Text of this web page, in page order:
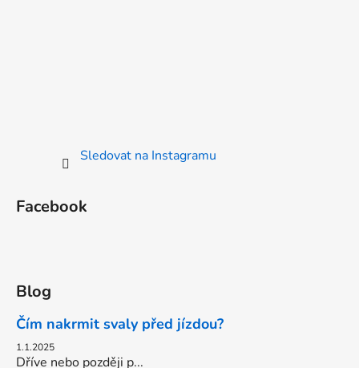
Sledovat na Instagramu
Facebook
Blog
Čím nakrmit svaly před jízdou?
1.1.2025
Dříve nebo později p...